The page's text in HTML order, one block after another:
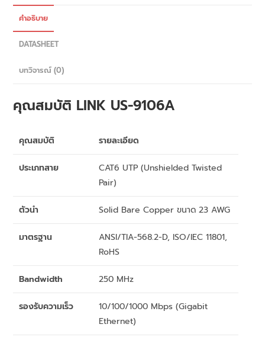
คำอธิบาย
DATASHEET
บทวิจารณ์ (0)
คุณสมบัติ LINK US-9106A
คุณสมบัติ รายละเอียด
ประเภทสาย
CAT6 UTP (Unshielded Twisted
Pair)
ตัวนำ Solid Bare Copper ขนาด 23 AWG
มาตรฐาน
ANSI/TIA-568.2-D, ISO/IEC 11801,
RoHS
Bandwidth 250 MHz
รองรับความเร็ว
10/100/1000 Mbps (Gigabit
Ethernet)